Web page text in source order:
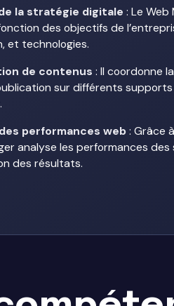
la stratégie digitale : Le
des objectifs de
et technologies.
de contenus : Il coordonne
sur différents
performances web: Grâce
analyse les performances
des résultats.